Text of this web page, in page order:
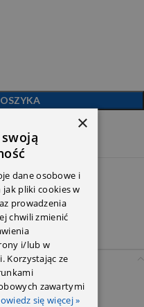
, Żarówki
×
dane osobowe i
pliki cookies w
prowadzenia
chwili zmienić
i/lub w
Korzystając ze
zawartymi
się więcej »